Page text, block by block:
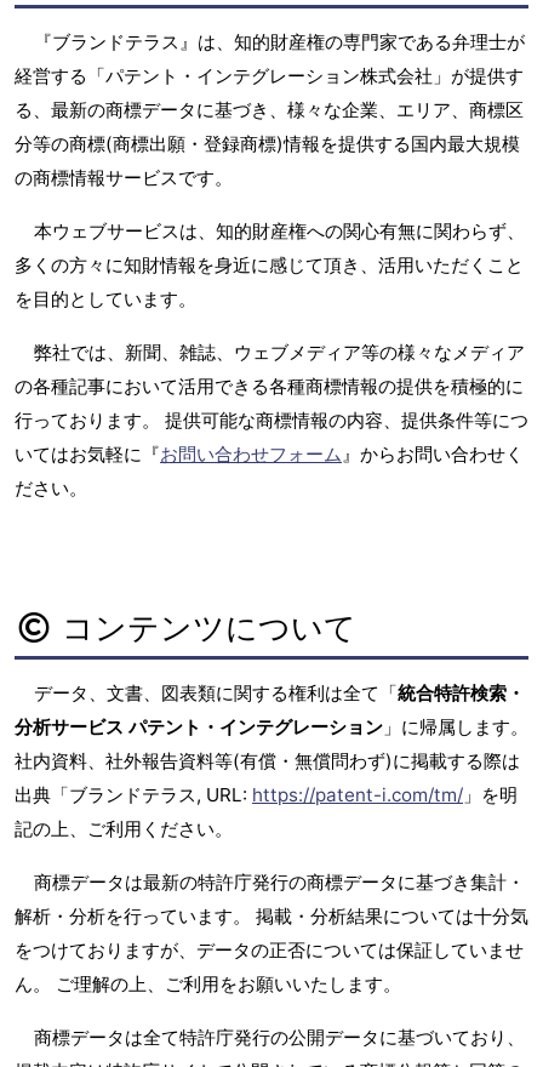
『ブランドテラス』は、知的財産権の専門家である弁理士が
経営する「パテント・インテグレーション株式会社」が提供す
る、最新の商標データに基づき、様々な企業、エリア、商標区
分等の商標(商標出願・登録商標)情報を提供する国内最大規模
の商標情報サービスです。
本ウェブサービスは、知的財産権への関心有無に関わらず、
多くの方々に知財情報を身近に感じて頂き、活用いただくこと
を目的としています。
弊社では、新聞、雑誌、ウェブメディア等の様々なメディア
の各種記事において活用できる各種商標情報の提供を積極的に
行っております。 提供可能な商標情報の内容、提供条件等につ
いてはお気軽に『お問い合わせフォーム』からお問い合わせく
ださい。
コンテンツについて
データ、文書、図表類に関する権利は全て「統合特許検索・
分析サービス パテント・インテグレーション 」に帰属します。
社内資料、社外報告資料等(有償・無償問わず)に掲載する際は
出典「ブランドテラス, URL: https://patent-i.com/tm/ 」を明
記の上、ご利用ください。
商標データは最新の特許庁発行の商標データに基づき集計・
解析・分析を行っています。 掲載・分析結果については十分気
をつけておりますが、データの正否については保証していませ
ん。 ご理解の上、ご利用をお願いいたします。
商標データは全て特許庁発行の公開データに基づいており、